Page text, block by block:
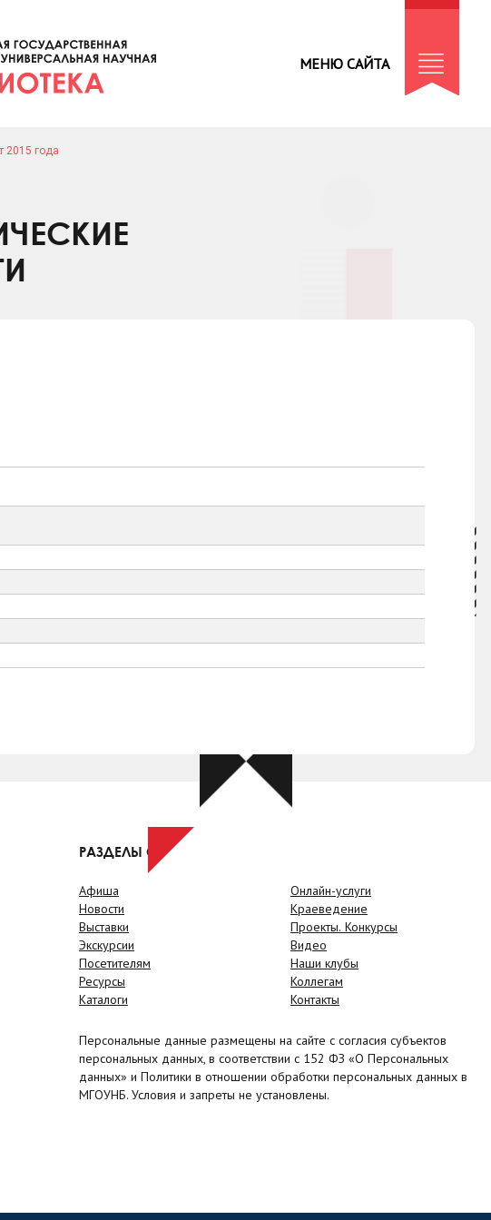
МЕНЮ САЙТА
2015 года
РАЗДЕЛЫ САЙТА
Афиша
Новости
Выставки
Экскурсии
Посетителям
Ресурсы
Каталоги
Онлайн-услуги
Краеведение
Проекты. Конкурсы
Видео
Наши клубы
Коллегам
Контакты
Персональные данные размещены на сайте с согласия субъектов
персональных данных, в соответствии с 152 ФЗ «О Персональных
данных» и Политики в отношении обработки персональных данных в
МГОУНБ. Условия и запреты не установлены.